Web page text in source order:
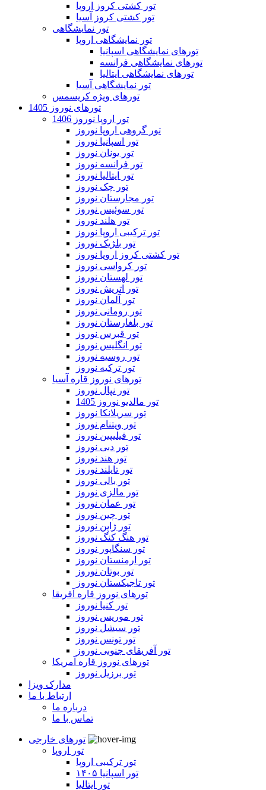
تور کشتی کروز اروپا
تور کشتی کروز آسیا
تور نمایشگاهی
تور نمایشگاهی اروپا
تورهای نمایشگاهی اسپانیا
تورهای نمایشگاهی فرانسه
تورهای نمایشگاهی ایتالیا
تور نمایشگاهی آسیا
تورهای ویژه کریسمس
تورهای نوروز 1405
تور اروپا نوروز 1406
تور گروهی اروپا نوروز
تور اسپانیا نوروز
تور یونان نوروز
تور فرانسه نوروز
تور ایتالیا نوروز
تور چک نوروز
تور مجارستان نوروز
تور سوئیس نوروز
تور هلند نوروز
تور ترکیبی اروپا نوروز
تور بلژیک نوروز
تور کشتی کروز اروپا نوروز
تور کرواسی نوروز
تور لهستان نوروز
تور اتریش نوروز
تور آلمان نوروز
تور رومانی نوروز
تور بلغارستان نوروز
تور قبرس نوروز
تور انگلیس نوروز
تور روسیه نوروز
تور ترکیه نوروز
تورهای نوروز قاره آسیا
تور نپال نوروز
تور مالدیو نوروز 1405
تور سریلانکا نوروز
تور ویتنام نوروز
تور فیلیپین نوروز
تور دبی نوروز
تور هند نوروز
تور تایلند نوروز
تور بالی نوروز
تور مالزی نوروز
تور عمان نوروز
تور چین نوروز
تور ژاپن نوروز
تور هنگ کنگ نوروز
تور سنگاپور نوروز
تور ارمنستان نوروز
تور بوتان نوروز
تور تاجیکستان نوروز
تورهای نوروز قاره آفریقا
تور کنیا نوروز
تور موریس نوروز
تور سیشل نوروز
تور تونس نوروز
تور آفریقای جنوبی نوروز
تورهای نوروز قاره آمریکا
تور برزیل نوروز
مدارک ویزا
ارتباط با ما
درباره ما
تماس با ما
تورهای خارجی
تور اروپا
تور ترکیبی اروپا
تور اسپانیا ۱۴۰۵
تور ایتالیا